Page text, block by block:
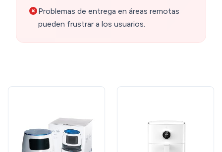
Problemas de entrega en áreas remotas
pueden frustrar a los usuarios.